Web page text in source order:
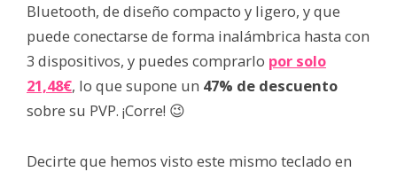
Bluetooth, de diseño compacto y ligero, y que
puede conectarse de forma inalámbrica hasta con
3 dispositivos, y puedes comprarlo por solo
21,48€, lo que supone un 47% de descuento
sobre su PVP. ¡Corre! 😉
Decirte que hemos visto este mismo teclado en